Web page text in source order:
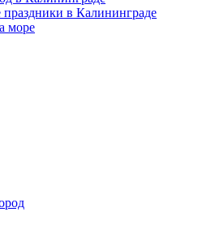
в Калининграде
море